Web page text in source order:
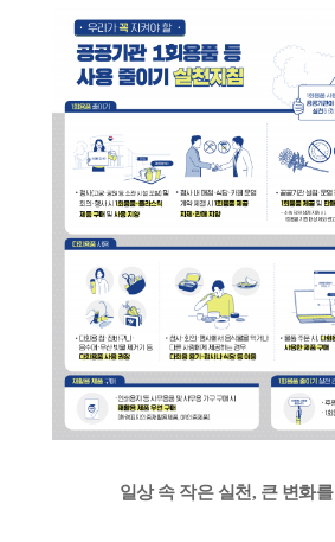
일상 속 작은 실천, 큰 변화